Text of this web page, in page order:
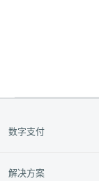
数字支付
解决方案